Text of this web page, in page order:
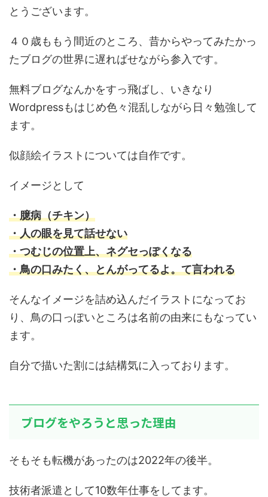
とうございます。
４０歳ももう間近のところ、昔からやってみたかっ
たブログの世界に遅ればせながら参入です。
無料ブログなんかをすっ飛ばし、いきなり
Wordpressもはじめ色々混乱しながら日々勉強して
ます。
似顔絵イラストについては自作です。
イメージとして
・臆病（チキン）
・人の眼を見て話せない
・つむじの位置上、ネグセっぽくなる
・鳥の口みたく、とんがってるよ。て言われる
そんなイメージを詰め込んだイラストになってお
り、鳥の口っぽいところは名前の由来にもなってい
ます。
自分で描いた割には結構気に入っております。
ブログをやろうと思った理由
そもそも転機があったのは2022年の後半。
技術者派遣として10数年仕事をしてます。